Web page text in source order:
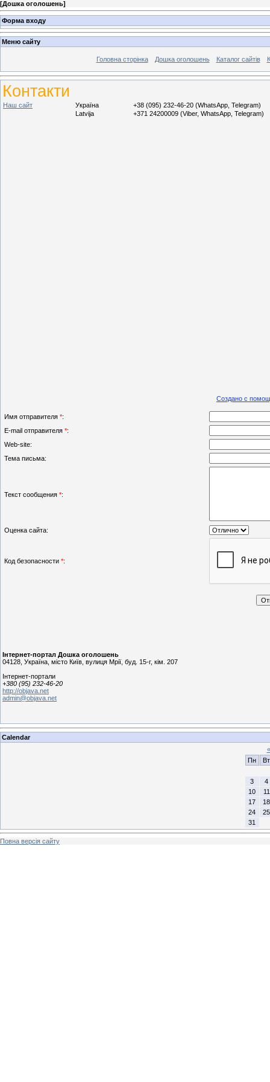
[Дошка оголошень]
Форма входу
Меню сайту
Головна сторінка Дошка оголошень Каталог сайтів
Контакти
Наш сайт Україна
+38 (095) 232-46-20 (WhatsApp, Telegram)
Latvija
+371 24200009 (Viber, WhatsApp, Telegram)
Создано с
Имя отправителя *:
E-mail отправителя *:
Web-site:
Тема письма:
Текст сообщения *:
Оценка сайта:
Код безопасности *:
Інтернет-портал Дошка оголошень
04128 Україна місто Київ , вулиця Мрії, буд. 15-г, кім. 207
Інтернет-портали
+380 (95) 232-46-20
http://objava.net
admin@objava.net
Calendar
«
Пн
Вт
3
4
10
11
17
18
24
25
31
Повна версія сайту